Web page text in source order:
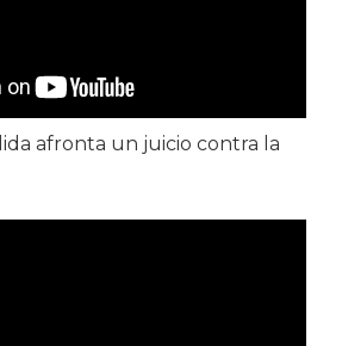
afronta un juicio contra la